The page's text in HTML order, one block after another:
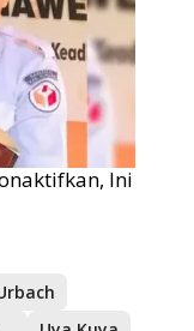
Ini